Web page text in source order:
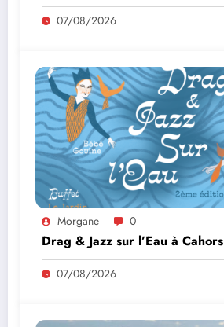
07/08/2026
Morgane 0
Drag & Jazz sur l’Eau à Cahors
07/08/2026